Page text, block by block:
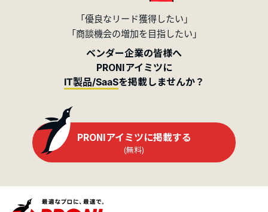
「優良なリード獲得したい」
「商談機会の増加を目指したい」
ベンダー企業の皆様へ
PRONIアイミツに
IT製品/SaaSを掲載しませんか？
PRONIアイミツに掲載する
(無料)